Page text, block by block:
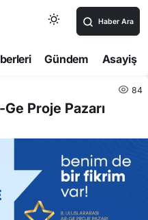
Haber Ara
Gündem Asayiş
84
Proje Pazarı